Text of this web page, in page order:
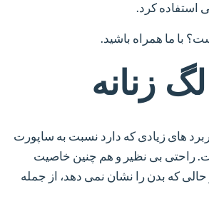
استفاده کرد.
با ما همراه باشید.
زنانه
های زیادی که دارد نسبت به ساپورت
راحتی بی نظیر و هم چنین خاصیت
که بدن را نشان نمی دهد، از جمله